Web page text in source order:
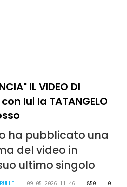
IL VIDEO DI
con lui la TATANGELO
ha pubblicato una
del video in
ultimo singolo
09.05.2026 11:46 850 0